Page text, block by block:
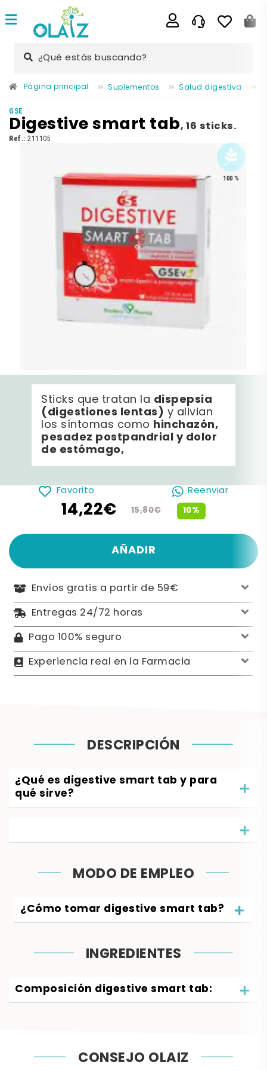
¿Qué estás buscando?
Página principal Suplementos Salud digestiva
GSE
Digestive smart tab,16 sticks.
Ref.: 211105
100 %
Sticks que tratan la dispepsia
(digestiones lentas) y alivian
los síntomas como hinchazón,
pesadez postpandrial y dolor
de estómago,
Favorito Reenviar
10%
14,22€ 15,80€
AÑADIR
Envíos gratis a partir de 59€
Entregas 24/72 horas
Pago 100% seguro
Experiencia real en la Farmacia
DESCRIPCIÓN
¿Qué es digestive smart tab y para
qué sirve?
MODO DE EMPLEO
¿Cómo tomar digestive smart tab?
INGREDIENTES
Composición digestive smart tab:
CONSEJO OLAIZ